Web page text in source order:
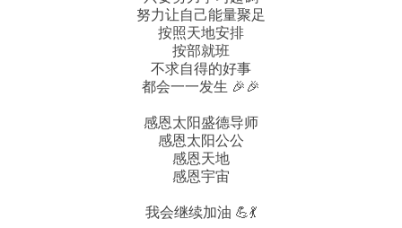
努力让自己能量聚足
按照天地安排
按部就班
不求自得的好事
都会一一发生 🎉🎉
感恩太阳盛德导师
感恩太阳公公
感恩天地
感恩宇宙
我会继续加油 💪💃